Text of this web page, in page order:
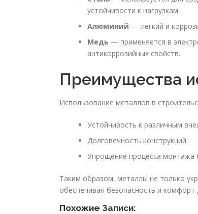
устойчивости к нагрузкам.
Алюминий — легкий и
Медь — применяется в
антикоррозийных свойств.
Преимущества
Использование металлов в
Устойчивость к различным
Долговечность конструкций.
Упрощение процесса монтажа
Таким образом, металлы не только
обеспечивая безопасность и комфорт
Похожие Записи: